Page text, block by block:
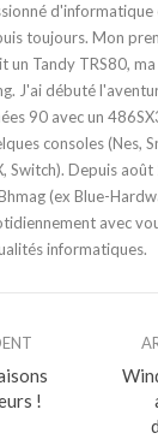
d'informatique
toujours. Mon
un Tandy TRS80,
J'ai débuté
90 avec un
consoles (Nes,
Switch). Depuis
(ex Blue-
avec
informatiques.
!